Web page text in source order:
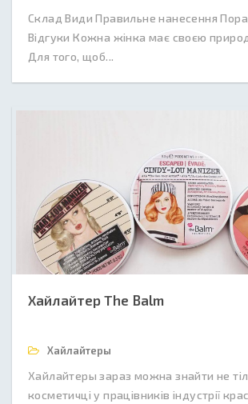
Склад Види Правильне нанесення
Відгуки Кожна жінка має своєю
Для того, щоб...
Хайлайтер The Balm
Хайлайтеры
Хайлайтеры зараз можна знайти не
косметичці у працівників індустрії